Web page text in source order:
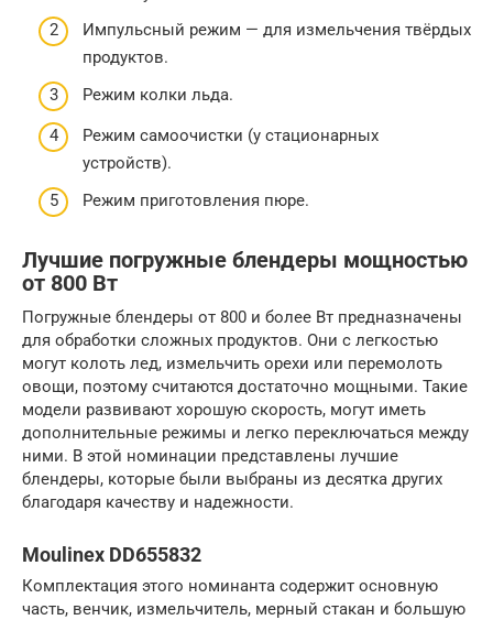
Импульсный режим — для измельчения твёрдых
продуктов.
Режим колки льда.
Режим самоочистки (у стационарных
устройств).
Режим приготовления пюре.
Лучшие погружные блендеры мощностью
от 800 Вт
Погружные блендеры от 800 и более Вт предназначены
для обработки сложных продуктов. Они с легкостью
могут колоть лед, измельчить орехи или перемолоть
овощи, поэтому считаются достаточно мощными. Такие
модели развивают хорошую скорость, могут иметь
дополнительные режимы и легко переключаться между
ними. В этой номинации представлены лучшие
блендеры, которые были выбраны из десятка других
благодаря качеству и надежности.
Moulinex DD655832
Комплектация этого номинанта содержит основную
часть, венчик, измельчитель, мерный стакан и большую